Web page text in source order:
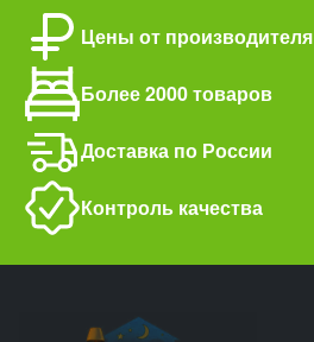
Цены от производителя
Более 2000 товаров
Доставка по России
Контроль качества